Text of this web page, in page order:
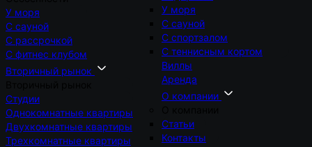
У моря
С сауной
С рассрочкой
С фитнес клубом
Вторичный рынок
Студии
Однокомнатные квартиры
Двухкомнатные квартиры
Трехкомнатные квартиры
У моря
С сауной
С спортзалом
С теннисным кортом
Виллы
Аренда
О компании
Статьи
Контакты